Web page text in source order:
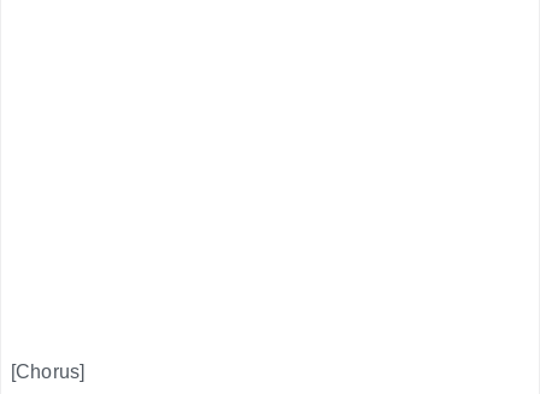
[Chorus]